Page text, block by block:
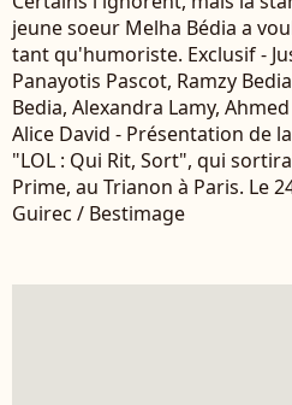
jeune soeur Melha Bédia a
tant qu'humoriste. Exclusif -
Panayotis Pascot, Ramzy
Bedia, Alexandra Lamy,
Alice David - Présentation de
"LOL : Qui Rit, Sort", qui
Prime, au Trianon à Paris. Le
Guirec / Bestimage